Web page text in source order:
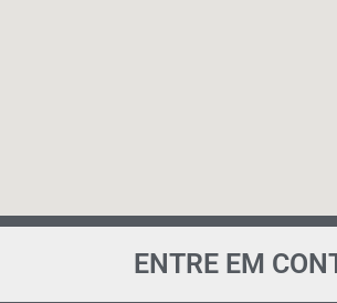
ENTRE EM